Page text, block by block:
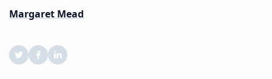
Margaret Mead